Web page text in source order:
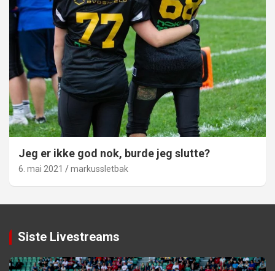
Jeg er ikke god nok, burde jeg slutte?
6. mai 2021 markussletbak
Siste Livestreams